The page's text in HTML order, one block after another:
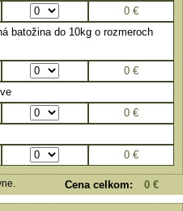
0€
batožina do 10kg o rozmeroch
0€
0€
0€
Cena celkom: 0 €